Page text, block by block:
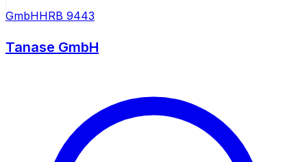
GmbHHRB 9443
Tanase GmbH